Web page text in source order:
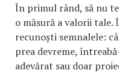
În primul rând, să nu
o măsură a valorii tale.
recunoști semnalele:
prea devreme,
adevărat sau doar